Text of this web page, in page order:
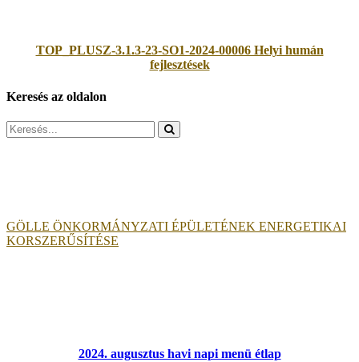
TOP_PLUSZ-3.1.3-23-SO1-2024-00006 Helyi humán
fejlesztések
Keresés az oldalon
Search
for:
GÖLLE ÖNKORMÁNYZATI ÉPÜLETÉNEK ENERGETIKAI
KORSZERŰSÍTÉSE
2024. augusztus havi napi menü étlap